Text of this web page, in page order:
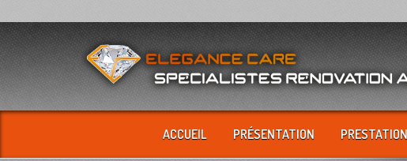
ACCUEIL PRÉSENTATION